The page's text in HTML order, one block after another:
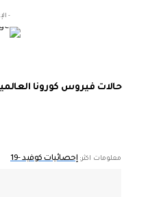
-
حالات فيروس كورونا
معلومات اكثر: إحصائيات كوفيد -19